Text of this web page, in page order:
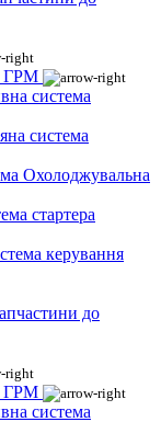
ГРМ
система
система
Охолоджувальна
стартера
керування
до
ГРМ
система